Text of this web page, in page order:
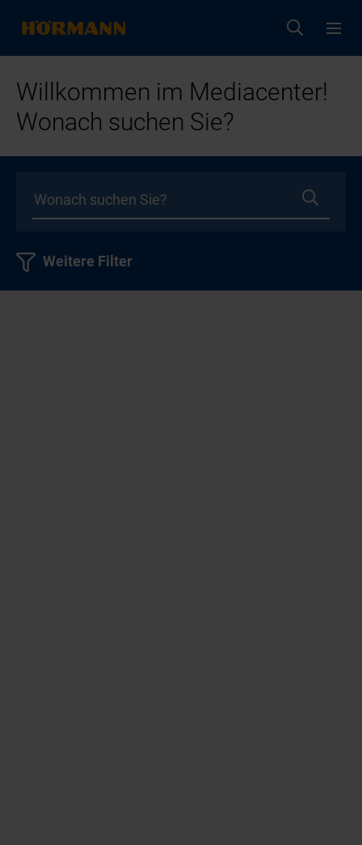
Willkommen im Mediacenter!
Wonach suchen Sie?
Weitere Filter